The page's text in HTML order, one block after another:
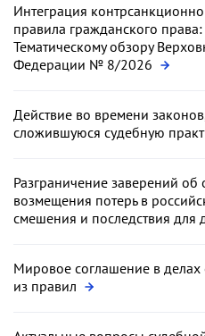
Интеграция
правила гражданского
Тематическому обзору
Федерации № 8/2026
Действие во времени
сложившуюся судебную
Разграничение заверений об
возмещения потерь в
смешения и последствия для
Мировое соглашение в делах
из правил